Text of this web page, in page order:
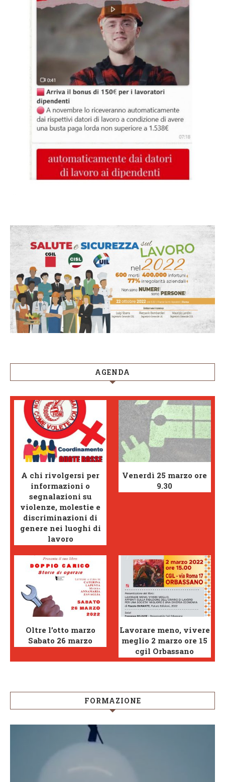
AGENDA
A chi rivolgersi per
informazioni o
segnalazioni su
violenze, molestie e
discriminazioni di
genere nei luoghi di
lavoro
Venerdì 25 marzo ore
9.30
Oltre l’otto marzo
Sabato 26 marzo
Lavorare meno, vivere
meglio 2 marzo ore 15
cgil Orbassano
FORMAZIONE